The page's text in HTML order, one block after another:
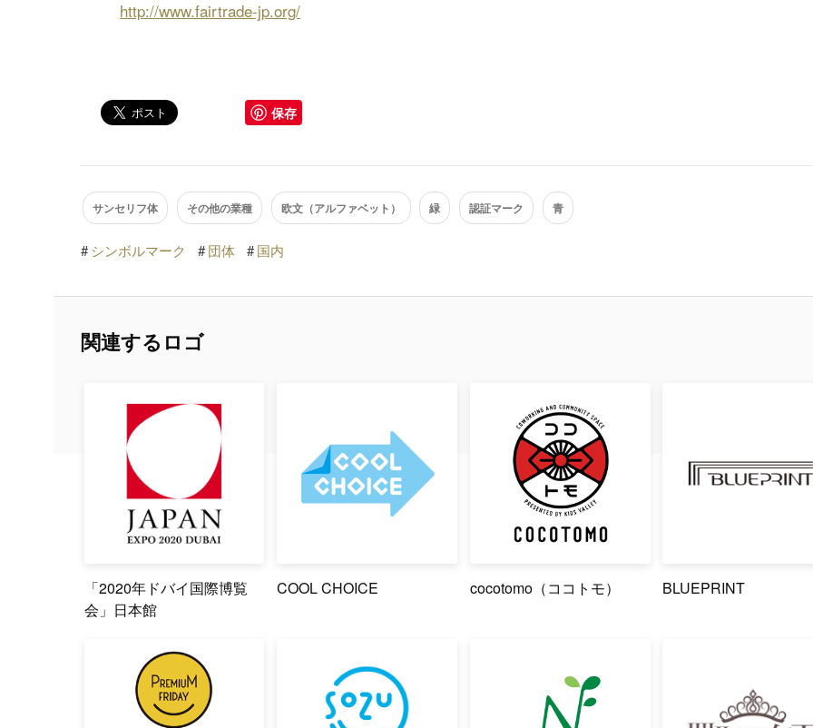
http://www.fairtrade-jp.org/
保存
サンセリフ体 その他の業種 欧文（アルファベット） 緑 認証マーク 青
# シンボルマーク # 団体 # 国内
関連するロゴ
「2020年ドバイ国際博覧
会」日本館
COOL CHOICE cocotomo（ココトモ） BLUEPRINT